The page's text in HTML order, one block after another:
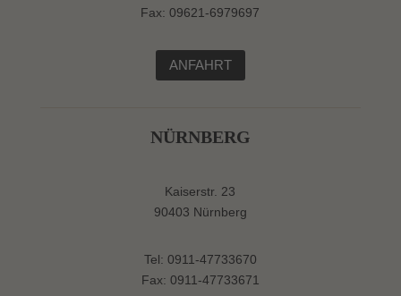
Fax: 09621-6979697
ANFAHRT
NÜRNBERG
Kaiserstr. 23
90403 Nürnberg
Tel: 0911-47733670
Fax: 0911-47733671